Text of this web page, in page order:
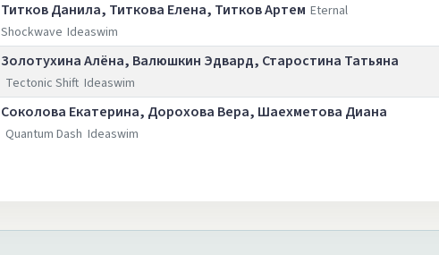
Титков Данила, Титкова Елена, Титков Артем Eternal
Shockwave Ideaswim
Золотухина Алёна, Валюшкин Эдвард, Старостина Татьяна
Tectonic Shift Ideaswim
Соколова Екатерина, Дорохова Вера, Шаехметова Диана
Quantum Dash Ideaswim